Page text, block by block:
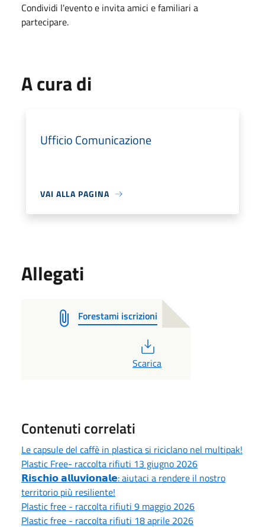
Condividi l'evento e invita amici e familiari a
partecipare.
A cura di
Ufficio Comunicazione
VAI ALLA PAGINA
Allegati
Forestami iscrizioni
Scarica
Contenuti correlati
Le capsule del caffè in plastica si riciclano nel multipak!
Plastic Free- raccolta rifiuti 13 giugno 2026
𝗥𝗶𝘀𝗰𝗵𝗶𝗼 𝗮𝗹𝗹𝘂𝘃𝗶𝗼𝗻𝗮𝗹𝗲: aiutaci a rendere il nostro
territorio più resiliente!
Plastic free - raccolta rifiuti 9 maggio 2026
Plastic free - raccolta rifiuti 18 aprile 2026